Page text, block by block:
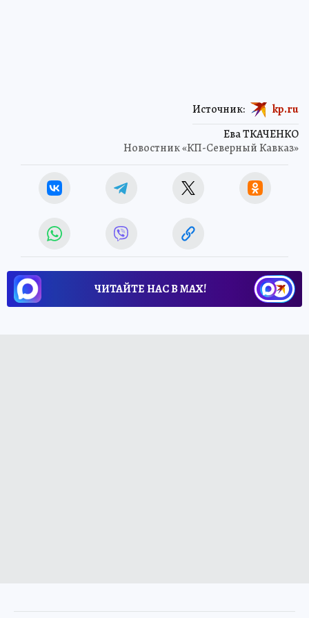
Ева ТКАЧЕНКО
Новостник «КП-Северный Кавказ»
Источник: kp.ru
ЧИТАЙТЕ НАС В МАХ!